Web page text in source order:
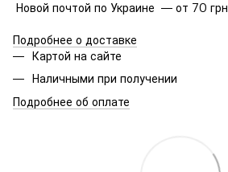
Новой почтой по Украине — от 70 грн
Подробнее о доставке
Картой на сайте
Наличными при получении
Подробнее об оплате